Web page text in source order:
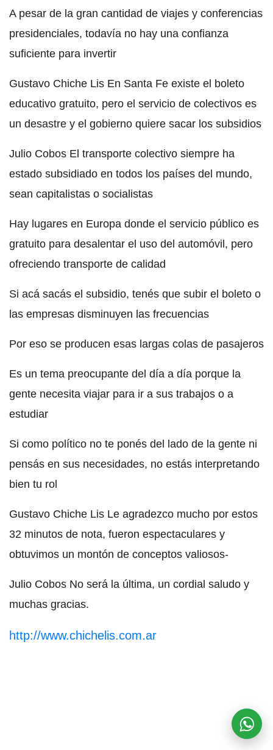
A pesar de la gran cantidad de viajes y conferencias
presidenciales, todavía no hay una confianza
suficiente para invertir
Gustavo Chiche Lis En Santa Fe existe el boleto
educativo gratuito, pero el servicio de colectivos es
un desastre y el gobierno quiere sacar los subsidios
Julio Cobos El transporte colectivo siempre ha
estado subsidiado en todos los países del mundo,
sean capitalistas o socialistas
Hay lugares en Europa donde el servicio público es
gratuito para desalentar el uso del automóvil, pero
ofreciendo transporte de calidad
Si acá sacás el subsidio, tenés que subir el boleto o
las empresas disminuyen las frecuencias
Por eso se producen esas largas colas de pasajeros
Es un tema preocupante del día a día porque la
gente necesita viajar para ir a sus trabajos o a
estudiar
Si como político no te ponés del lado de la gente ni
pensás en sus necesidades, no estás interpretando
bien tu rol
Gustavo Chiche Lis Le agradezco mucho por estos
32 minutos de nota, fueron espectaculares y
obtuvimos un montón de conceptos valiosos-
Julio Cobos No será la última, un cordial saludo y
muchas gracias.
http://www.chichelis.com.ar